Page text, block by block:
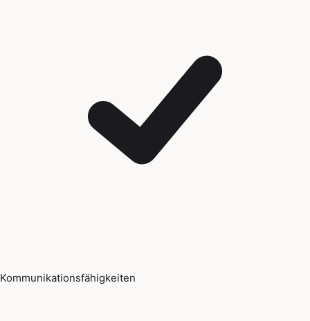
Kommunikationsfähigkeiten